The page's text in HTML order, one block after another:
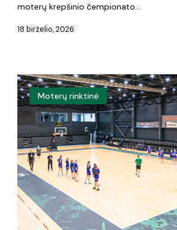
moterų krepšinio čempionato…
18 birželio, 2026
Įkvėpimas
ateities
čempionėms
–
Justės
Jocytės
stovykla
Moterų rinktinė